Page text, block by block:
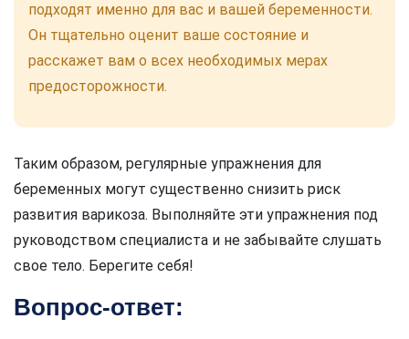
подходят именно для вас и вашей беременности.
Он тщательно оценит ваше состояние и
расскажет вам о всех необходимых мерах
предосторожности.
Таким образом, регулярные упражнения для
беременных могут существенно снизить риск
развития варикоза. Выполняйте эти упражнения под
руководством специалиста и не забывайте слушать
свое тело. Берегите себя!
Вопрос-ответ: